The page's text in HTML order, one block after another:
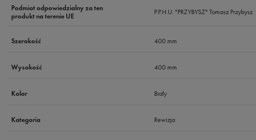
Podmiot odpowiedzialny za ten
produkt na terenie UE
P.P.H.U. "PRZYBYSZ" Tomasz Przybysz
Szerokość 400 mm
Wysokość 400 mm
Kolor Biały
Kategoria Rewizja